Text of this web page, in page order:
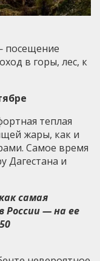
посещение
в горы, лес, к
теплая
жары, как и
Самое время
Дагестана и
самая
России — на ее